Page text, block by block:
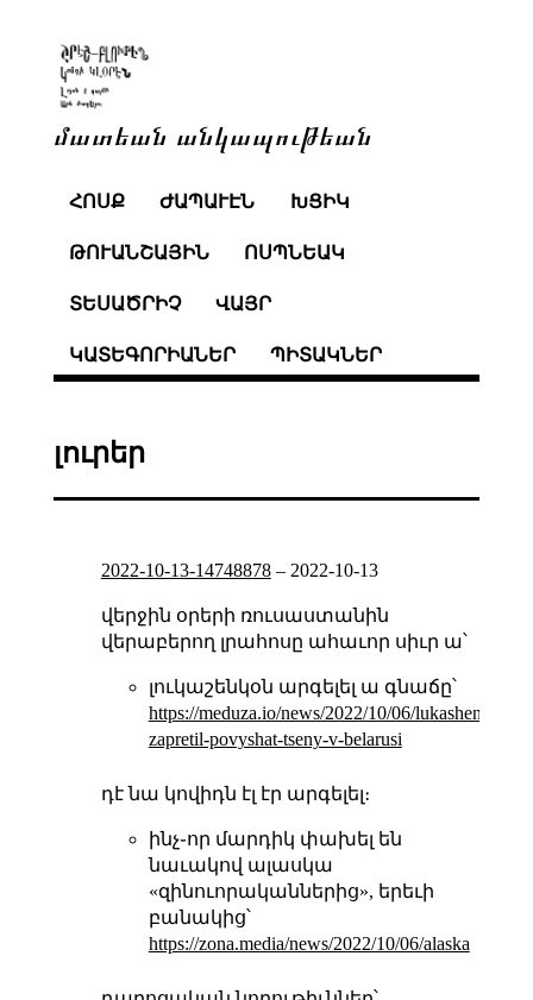
մատեան անկապութեան
ՀՈՍՔ ԺԱՊԱՒԷՆ ԽՑԻԿ
ԹՈՒԱՆՇԱՅԻՆ ՈՍՊՆԵԱԿ
ՏԵՍԱԾՐԻՉ ՎԱՅՐ
ԿԱՏԵԳՈՐԻԱՆԵՐ ՊԻՏԱԿՆԵՐ
լուրեր
2022-10-13-14748878– 2022-10-13
վերջին օրերի ռուսաստանին
վերաբերող լրահոսը ահաւոր սիւր ա՝
լուկաշենկօն արգելել ա գնաճը՝
https://meduza.io/news/2022/10/06/lukashenko-
zapretil-povyshat-tseny-v-belarusi
դէ նա կովիդն էլ էր արգելել։
ինչ֊որ մարդիկ փախել են
նաւակով ալասկա
«զինուորականներից», երեւի
բանակից՝
https://zona.media/news/2022/10/06/alaska